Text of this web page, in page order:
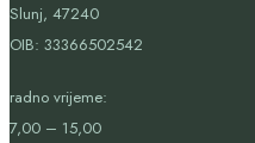
Slunj, 47240
OIB: 33366502542
radno vrijeme:
7,00 – 15,00